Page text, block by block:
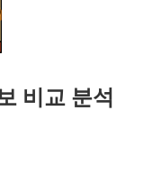
비교 분석